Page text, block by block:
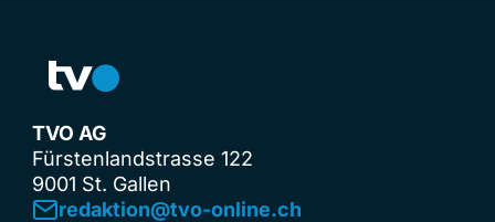
TVO AG
Fürstenlandstrasse 122
9001 St. Gallen
redaktion@tvo-online.ch